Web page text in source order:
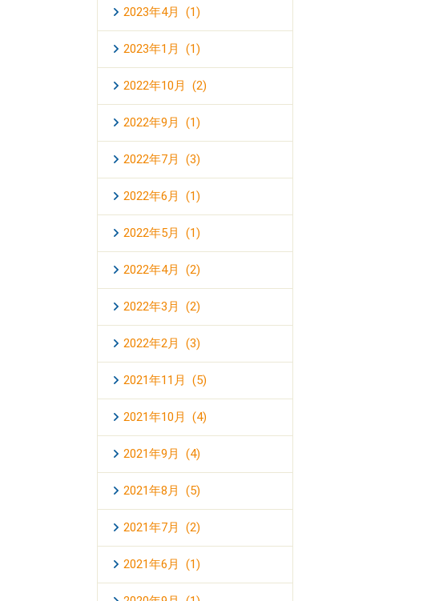
2023年4月 (1)
2023年1月 (1)
2022年10月 (2)
2022年9月 (1)
2022年7月 (3)
2022年6月 (1)
2022年5月 (1)
2022年4月 (2)
2022年3月 (2)
2022年2月 (3)
2021年11月 (5)
2021年10月 (4)
2021年9月 (4)
2021年8月 (5)
2021年7月 (2)
2021年6月 (1)